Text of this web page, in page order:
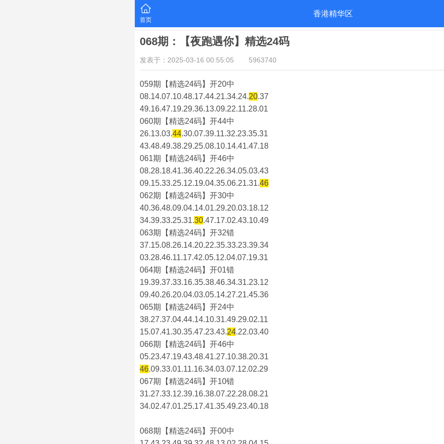
首页
香港精华区
068期：【夜跑遇你】精选24码
发表于：2025-03-16 00:55:05 5963740
059期【精选24码】开20中
08.14.07.10.48.17.44.21.34.24.20.37
49.16.47.19.29.36.13.09.22.11.28.01
060期【精选24码】开44中
26.13.03.44.30.07.39.11.32.23.35.31
43.48.49.38.29.25.08.10.14.41.47.18
061期【精选24码】开46中
08.28.18.41.36.40.22.26.34.05.03.43
09.15.33.25.12.19.04.35.06.21.31.46
062期【精选24码】开30中
40.36.48.09.04.14.01.29.20.03.18.12
34.39.33.25.31.30.47.17.02.43.10.49
063期【精选24码】开32错
37.15.08.26.14.20.22.35.33.23.39.34
03.28.46.11.17.42.05.12.04.07.19.31
064期【精选24码】开01错
19.39.37.33.16.35.38.46.34.31.23.12
09.40.26.20.04.03.05.14.27.21.45.36
065期【精选24码】开24中
38.27.37.04.44.14.10.31.49.29.02.11
15.07.41.30.35.47.23.43.24.22.03.40
066期【精选24码】开46中
05.23.47.19.43.48.41.27.10.38.20.31
46.09.33.01.11.16.34.03.07.12.02.29
067期【精选24码】开10错
31.27.33.12.39.16.38.07.22.28.08.21
34.02.47.01.25.17.41.35.49.23.40.18
068期【精选24码】开00中